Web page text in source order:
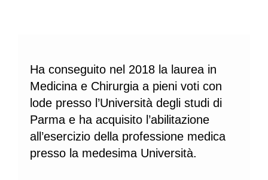
Ha conseguito nel 2018 la laurea in
Medicina e Chirurgia a pieni voti con
lode presso l’Università degli studi di
Parma e ha acquisito l’abilitazione
all’esercizio della professione medica
presso la medesima Università.